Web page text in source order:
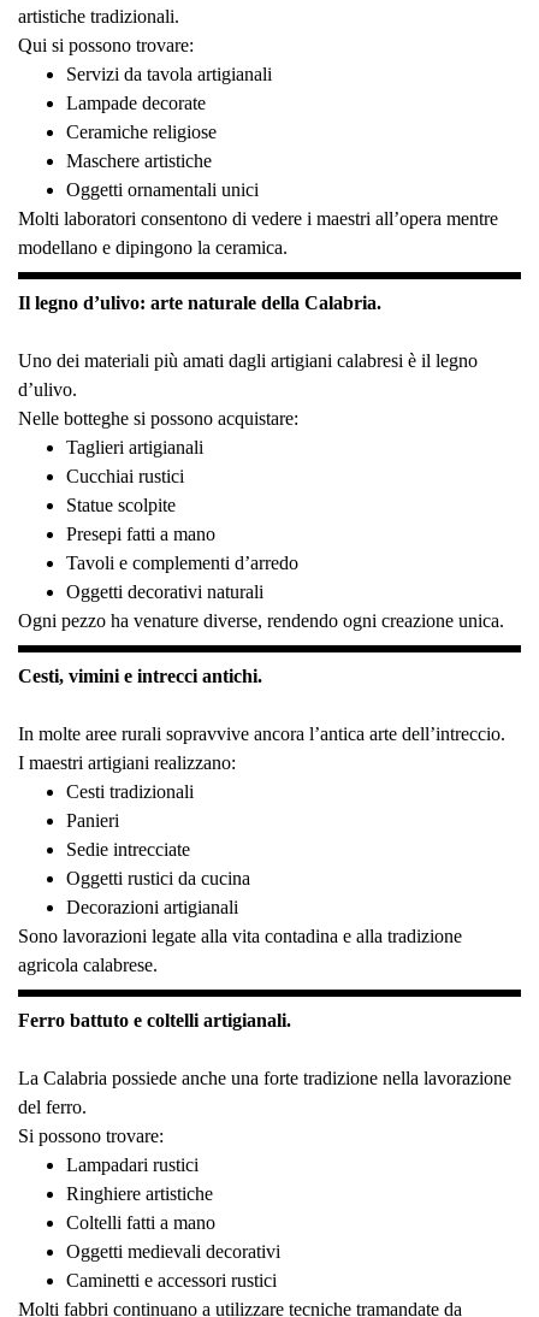
artistiche tradizionali.
Qui si possono trovare:
Servizi da tavola artigianali
Lampade decorate
Ceramiche religiose
Maschere artistiche
Oggetti ornamentali unici
Molti laboratori consentono di vedere i maestri all’opera mentre
modellano e dipingono la ceramica.
Il legno d’ulivo: arte naturale della Calabria.
Uno dei materiali più amati dagli artigiani calabresi è il legno
d’ulivo.
Nelle botteghe si possono acquistare:
Taglieri artigianali
Cucchiai rustici
Statue scolpite
Presepi fatti a mano
Tavoli e complementi d’arredo
Oggetti decorativi naturali
Ogni pezzo ha venature diverse, rendendo ogni creazione unica.
Cesti, vimini e intrecci antichi.
In molte aree rurali sopravvive ancora l’antica arte dell’intreccio.
I maestri artigiani realizzano:
Cesti tradizionali
Panieri
Sedie intrecciate
Oggetti rustici da cucina
Decorazioni artigianali
Sono lavorazioni legate alla vita contadina e alla tradizione
agricola calabrese.
Ferro battuto e coltelli artigianali.
La Calabria possiede anche una forte tradizione nella lavorazione
del ferro.
Si possono trovare:
Lampadari rustici
Ringhiere artistiche
Coltelli fatti a mano
Oggetti medievali decorativi
Caminetti e accessori rustici
Molti fabbri continuano a utilizzare tecniche tramandate da